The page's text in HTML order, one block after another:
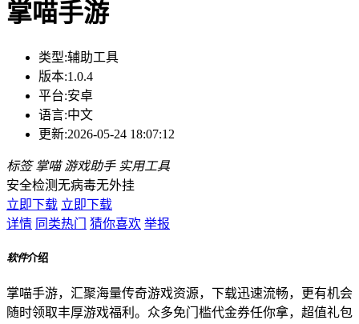
掌喵手游
类型:辅助工具
版本:1.0.4
平台:安卓
语言:中文
更新:2026-05-24 18:07:12
标签 掌喵 游戏助手 实用工具
安全检测无病毒无外挂
立即下载 立即下载
详情 同类热门 猜你喜欢 举报
软件介绍
掌喵手游，汇聚海量传奇游戏资源，下载迅速流畅，更有机会
随时领取丰厚游戏福利。众多免门槛代金券任你拿，超值礼包